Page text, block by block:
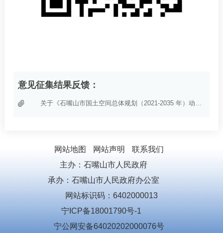
意见征集结果反馈：
网站地图 网站声明
联系我们
主办：石嘴山市人民政府
承办：石嘴山市人民政府办公室
网站标识码：6402000013
宁ICP备18001790号-1
宁公网安备64020202000076号